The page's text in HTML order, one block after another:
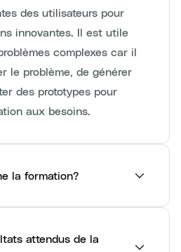
des utilisateurs pour
innovantes. Il est utile
complexes car il
le problème, de générer
des prototypes pour
aux besoins.
la formation?
attendus de la